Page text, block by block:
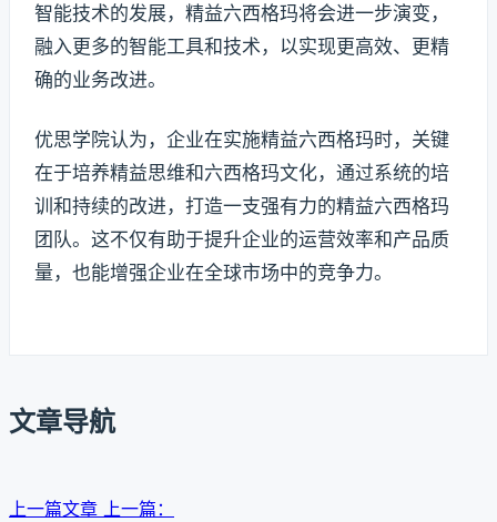
智能技术的发展，精益六西格玛将会进一步演变，
融入更多的智能工具和技术，以实现更高效、更精
确的业务改进。
优思学院认为，企业在实施精益六西格玛时，关键
在于培养精益思维和六西格玛文化，通过系统的培
训和持续的改进，打造一支强有力的精益六西格玛
团队。这不仅有助于提升企业的运营效率和产品质
量，也能增强企业在全球市场中的竞争力。
文章导航
上一篇文章 上一篇：